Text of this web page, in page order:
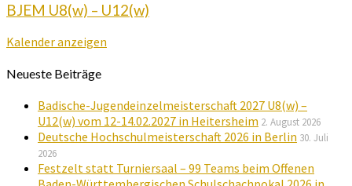
BJEM U8(w) – U12(w)
Kalender anzeigen
Neueste Beiträge
Badische-Jugendeinzelmeisterschaft 2027 U8(w) –
U12(w) vom 12-14.02.2027 in Heitersheim 2. August 2026
Deutsche Hochschulmeisterschaft 2026 in Berlin 30. Juli
2026
Festzelt statt Turniersaal – 99 Teams beim Offenen